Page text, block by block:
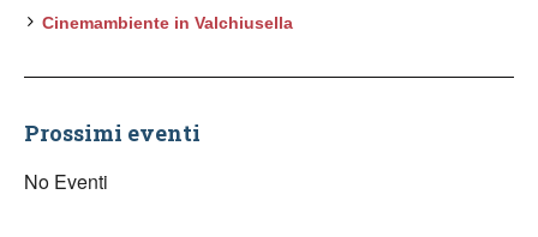
Cinemambiente in Valchiusella
Prossimi eventi
No Eventi